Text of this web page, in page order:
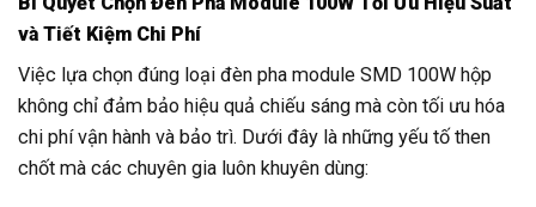
và Tiết Kiệm Chi Phí
Việc lựa chọn đúng loại đèn pha module SMD 100W hộp
không chỉ đảm bảo hiệu quả chiếu sáng mà còn tối ưu hóa
chi phí vận hành và bảo trì. Dưới đây là những yếu tố then
chốt mà các chuyên gia luôn khuyên dùng: